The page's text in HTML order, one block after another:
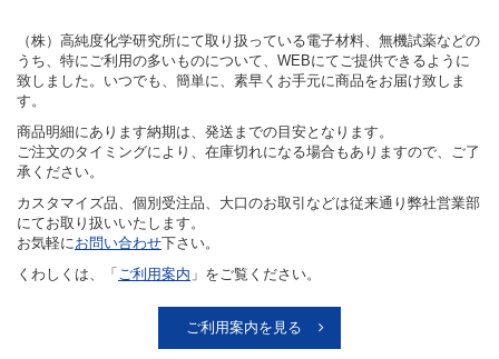
（株）高純度化学研究所にて取り扱っている電子材料、無機試薬などの
うち、特にご利用の多いものについて、WEBにてご提供できるように
致しました。いつでも、簡単に、素早くお手元に商品をお届け致しま
す。
商品明細にあります納期は、発送までの目安となります。
ご注文のタイミングにより、在庫切れになる場合もありますので、ご了
承ください。
カスタマイズ品、個別受注品、大口のお取引などは従来通り弊社営業部
にてお取り扱いいたします。
お気軽にお問い合わせ下さい。
くわしくは、「 ご利用案内 」をご覧ください。
ご利用案内を見る